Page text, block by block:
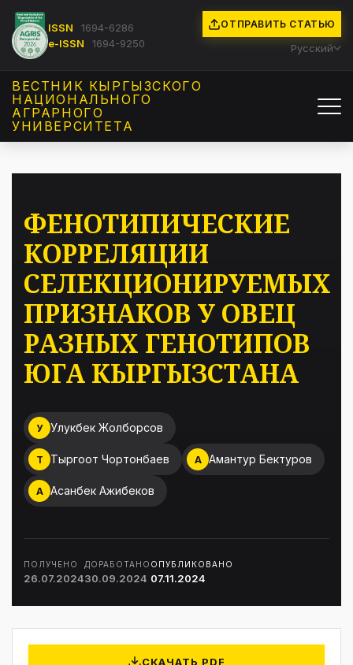
ISSN
1694-6286
e-ISSN
1694-9250
ОТПРАВИТЬ СТАТЬЮ
Русский
ВЕСТНИК КЫРГЫЗCКОГО
НАЦИОНАЛЬНОГО
АГРАРНОГО
УНИВЕРСИТЕТА
ФЕНОТИПИЧЕСКИЕ
КОРРЕЛЯЦИИ
СЕЛЕКЦИОНИРУЕМЫХ
ПРИЗНАКОВ У ОВЕЦ
РАЗНЫХ ГЕНОТИПОВ
ЮГА КЫРГЫЗСТАНА
У Улукбек Жолборсов
Т Тыргоот Чортонбаев А Амантур Бектуров
А Асанбек Ажибеков
ПОЛУЧЕНО
26.07.2024
ДОРАБОТАНО
30.09.2024
ОПУБЛИКОВАНО
07.11.2024
СКАЧАТЬ PDF